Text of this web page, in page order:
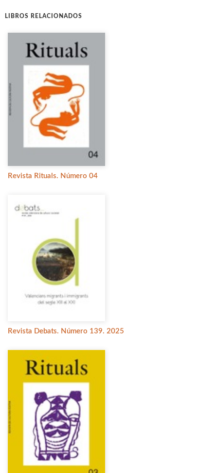
LIBROS RELACIONADOS
Revista Rituals. Número 04
Revista Debats. Número 139. 2025